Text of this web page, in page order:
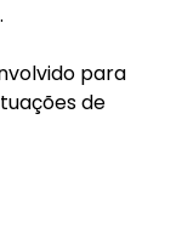
para
de